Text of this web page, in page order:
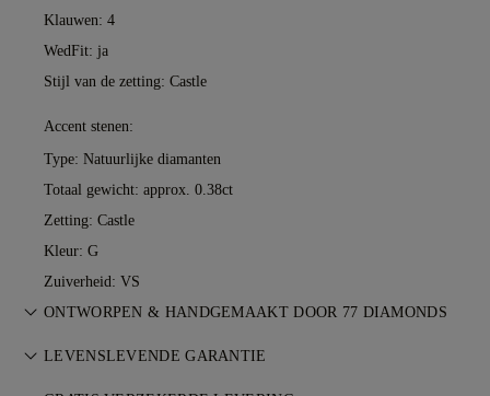
Klauwen: 4
WedFit: ja
Stijl van de zetting: Castle
Accent stenen:
Type: Natuurlijke diamanten
Totaal gewicht: approx. 0.38ct
Zetting: Castle
Kleur: G
Zuiverheid: VS
ONTWORPEN & HANDGEMAAKT DOOR 77 DIAMONDS
De kunst van juweliersvakmanschap, tot leven gebracht door
LEVENSLEVENDE GARANTIE
Bij elke aankoop bij 77 Diamonds ontvang je een levenslange